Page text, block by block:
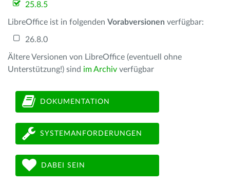
25.8.5
LibreOffice ist in folgenden Vorabversionen verfügbar:
26.8.0
Ältere Versionen von LibreOffice (eventuell ohne
Unterstützung!) sind im Archiv verfügbar
DOKUMENTATION
SYSTEMANFORDERUNGEN
DABEI SEIN